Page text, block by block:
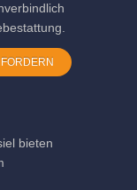
bieten